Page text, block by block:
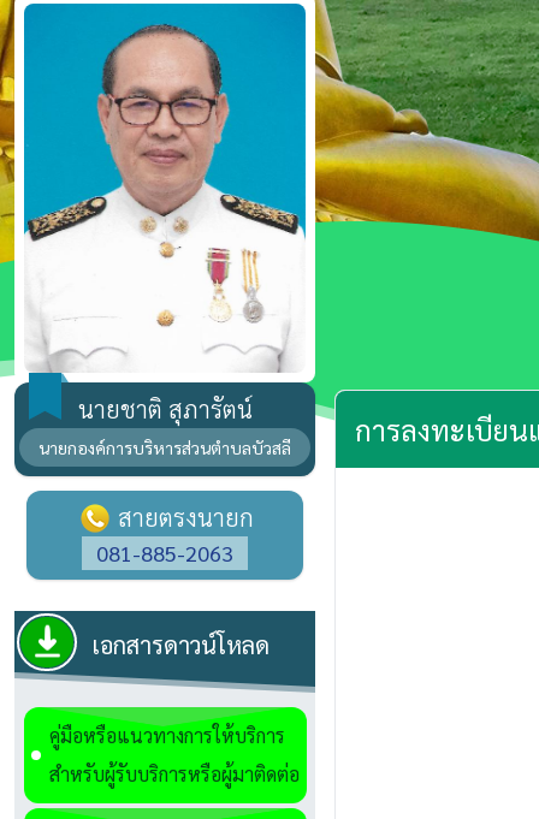
นายชาติ สุภารัตน์
นายกองค์การบริหารส่วนตำบลบัวสลี
สายตรงนายก
081-885-2063
เอกสารดาวน์โหลด
คู่มือหรือแนวทางการให้บริการ
สำหรับผู้รับบริการหรือผู้มาติดต่อ
การลงทะเบีย